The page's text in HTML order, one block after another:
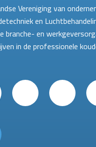
Vereniging van
en
branche- en
in de professionele